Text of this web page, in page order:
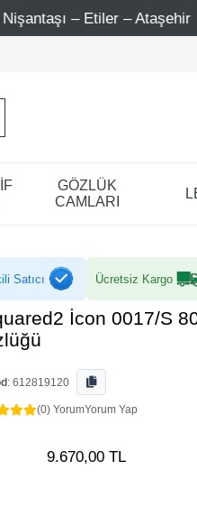
750 TL Üzeri
GÖZLÜK
CAMLARI
Satıcı Ücretsiz Kargo
İcon 0017/S
: 612819120
(0) YorumYorum Yap
9.670,00 TL